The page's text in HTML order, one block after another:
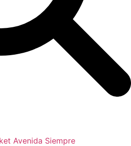
Avenida Siempre